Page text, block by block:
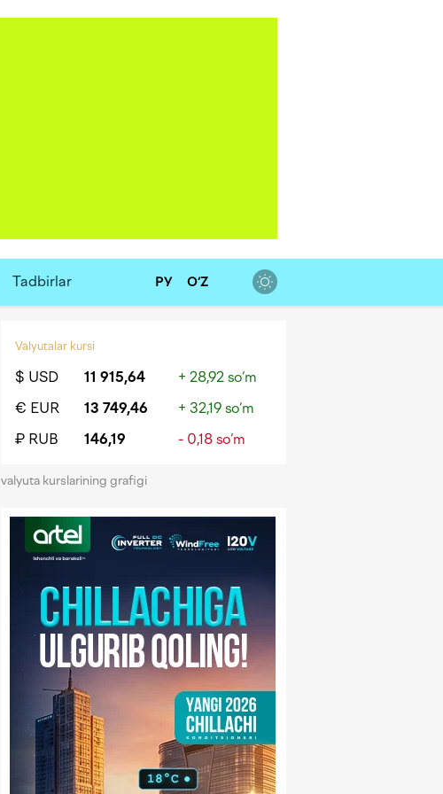
Tadbirlar РУ O‘Z
Valyutalar kursi
$ USD 11 915,64
+ 28,92 so‘m
€ EUR
13 749,46
+ 32,19 so‘m
₽ RUB
146,19 - 0,18 so‘m
valyuta kurslarining grafigi